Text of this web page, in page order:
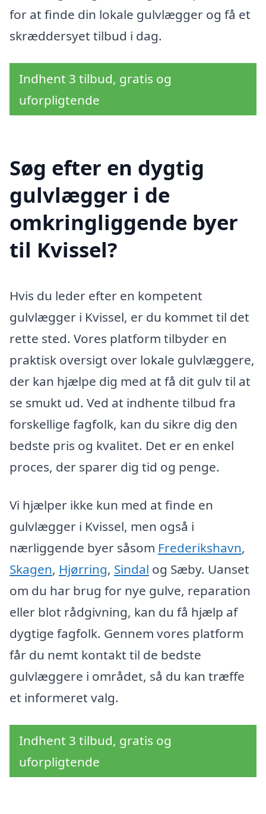
for at finde din lokale gulvlægger og få et
skræddersyet tilbud i dag.
Indhent 3 tilbud, gratis og
uforpligtende
Søg efter en dygtig
gulvlægger i de
omkringliggende byer
til Kvissel?
Hvis du leder efter en kompetent
gulvlægger i Kvissel, er du kommet til det
rette sted. Vores platform tilbyder en
praktisk oversigt over lokale gulvlæggere,
der kan hjælpe dig med at få dit gulv til at
se smukt ud. Ved at indhente tilbud fra
forskellige fagfolk, kan du sikre dig den
bedste pris og kvalitet. Det er en enkel
proces, der sparer dig tid og penge.
Vi hjælper ikke kun med at finde en
gulvlægger i Kvissel, men også i
nærliggende byer såsom Frederikshavn,
Skagen, Hjørring, Sindal og Sæby. Uanset
om du har brug for nye gulve, reparation
eller blot rådgivning, kan du få hjælp af
dygtige fagfolk. Gennem vores platform
får du nemt kontakt til de bedste
gulvlæggere i området, så du kan træffe
et informeret valg.
Indhent 3 tilbud, gratis og
uforpligtende